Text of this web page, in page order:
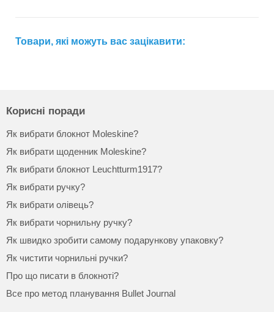
Товари, які можуть вас зацікавити:
Корисні поради
Як вибрати блокнот Moleskine?
Як вибрати щоденник Moleskine?
Як вибрати блокнот Leuchtturm1917?
Як вибрати ручку?
Як вибрати олівець?
Як вибрати чорнильну ручку?
Як швидко зробити самому подарункову упаковку?
Як чистити чорнильні ручки?
Про що писати в блокноті?
Все про метод планування Bullet Journal